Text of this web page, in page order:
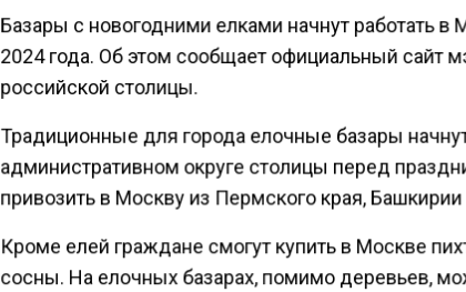
Базары с новогодними елками начнут работать в
2024 года. Об этом сообщает официальный сайт
российской столицы.
Традиционные для города елочные базары
административном округе столицы перед
привозить в Москву из Пермского края, Башкирии
Кроме елей граждане смогут купить в Москве
сосны. На елочных базарах, помимо деревьев,